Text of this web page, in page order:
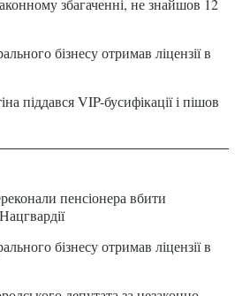
бізнесу отримав ліцензії в
піддався VIP-бусифікації і пішов
пенсіонера вбити
бізнесу отримав ліцензії в